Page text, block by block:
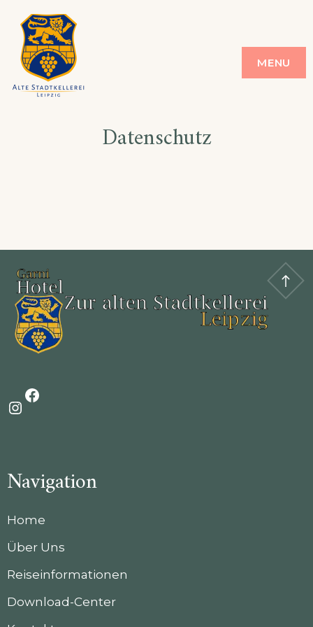
MENU
Datenschutz
Navigation
Home
Über Uns
Reiseinformationen
Download-Center